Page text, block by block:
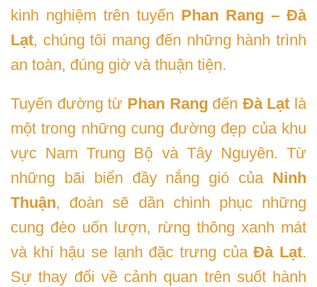
kinh nghiệm trên tuyến Phan Rang – Đà
Lạt, chúng tôi mang đến những hành trình
an toàn, đúng giờ và thuận tiện.
Tuyến đường từ Phan Rang đến Đà Lạt là
một trong những cung đường đẹp của khu
vực Nam Trung Bộ và Tây Nguyên. Từ
những bãi biển đầy nắng gió của Ninh
Thuận, đoàn sẽ dần chinh phục những
cung đèo uốn lượn, rừng thông xanh mát
và khí hậu se lạnh đặc trưng củaĐà Lạt.
Sự thay đổi về cảnh quan trên suốt hành